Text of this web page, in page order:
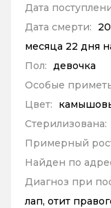
Дата
Дата смерти:
месяца 22 дня
Пол: девочка
Особые
Цвет:
Стерилизована:
Примерный
Найден по
Диагноз при
лап, отит